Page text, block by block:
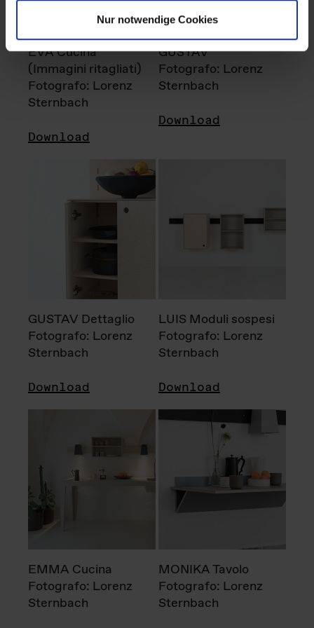
Nur notwendige Cookies
EVA Cucina
(Immagini ritagliati)
Fotografo: Lorenz
Sternbach
Download
GUSTAV
Fotografo: Lorenz
Sternbach
Download
GUSTAV Dettaglio
Fotografo: Lorenz
Sternbach
Download
LUIS Moduli sospesi
Fotografo: Lorenz
Sternbach
Download
EMMA Cucina
Fotografo: Lorenz
Sternbach
MONIKA Tavolo
Fotografo: Lorenz
Sternbach